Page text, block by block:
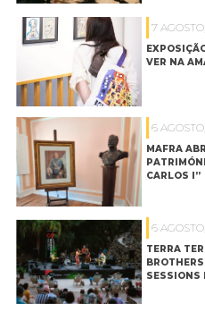
7
VER NA
6
MAFRA
CARLOS I”
6
TERRA
SESSIONS